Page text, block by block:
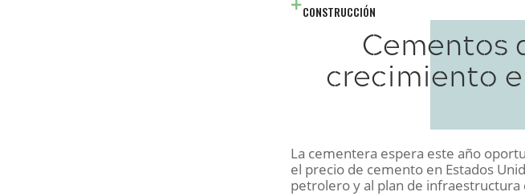
CONSTRUCCIÓN
Cementos
crecimiento
La cementera espera este año
el precio de cemento en Estados
petrolero y al plan de infraestructura